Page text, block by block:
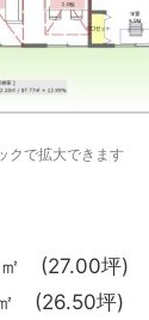
クで拡大できます
(27.00坪)
(26.50坪)